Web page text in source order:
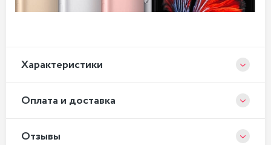
Xарактеристики
Оплата и доставка
Отзывы